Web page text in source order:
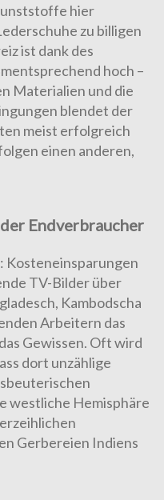
hier
zu billigen
ist dank des
hoch –
Materialien und die
blendet der
meist erfolgreich
einen anderen,
Endverbraucher
Kosteneinsparungen
TV-Bilder über
Kambodscha
Arbeitern das
Gewissen. Oft wird
dort unzählige
westliche Hemisphäre
Gerbereien Indiens